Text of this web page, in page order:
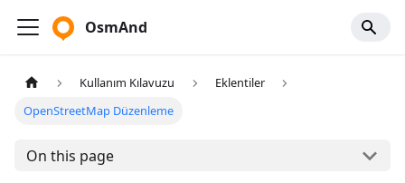
OsmAnd
Kullanım Kılavuzu
Eklentiler
OpenStreetMap Düzenleme
On this page